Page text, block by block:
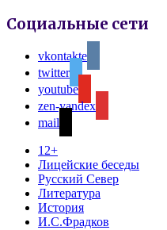
Социальные сети
vkontakte
twitter
youtube
zen-yandex
mail
12+
Лицейские беседы
Русский Север
Литература
История
И.С.Фрадков